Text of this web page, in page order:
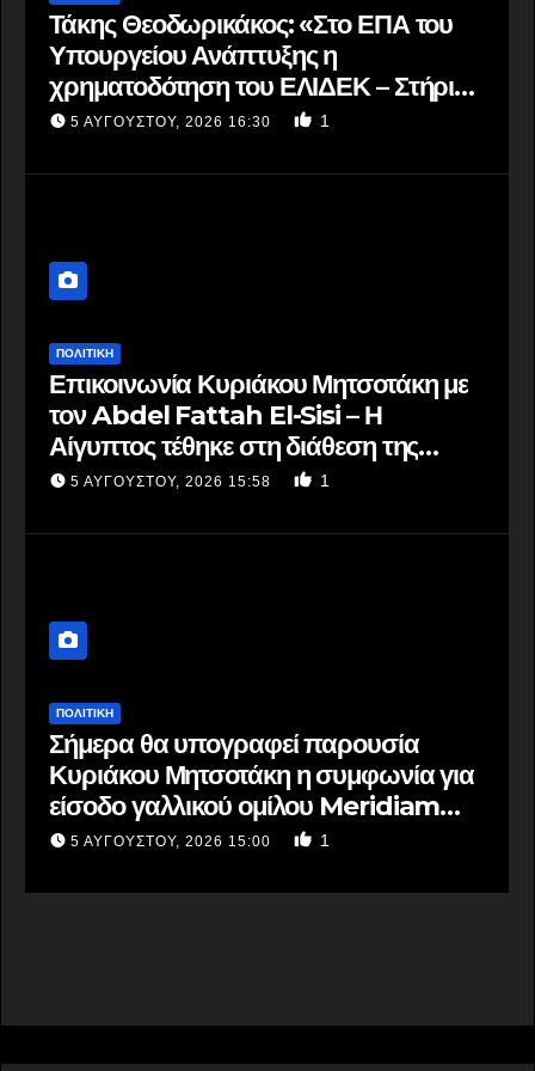
Τάκης Θεοδωρικάκος: «Στο ΕΠΑ του
Υπουργείου Ανάπτυξης η
χρηματοδότηση του ΕΛΙΔΕΚ – Στήριξη
με πράξεις σε έρευνα και καινοτομία»
5 ΑΥΓΟΎΣΤΟΥ, 2026 16:30 1
ΠΟΛΙΤΙΚΗ
Επικοινωνία Κυριάκου Μητσοτάκη με
τον Abdel Fattah El-Sisi – Η
Αίγυπτος τέθηκε στη διάθεση της
Ελλάδας για βοήθεια στις φωτιές
5 ΑΥΓΟΎΣΤΟΥ, 2026 15:58 1
ΠΟΛΙΤΙΚΗ
Σήμερα θα υπογραφεί παρουσία
Κυριάκου Μητσοτάκη η συμφωνία για
είσοδο γαλλικού ομίλου Meridiam
στην GSI που θα αναλάβει την
διασύνδεσης Ελλάδας–Κύπρου
5 ΑΥΓΟΎΣΤΟΥ, 2026 15:00 1